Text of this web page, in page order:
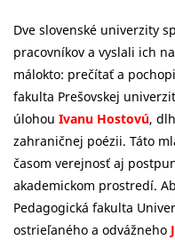
Dve slovenské univerzity
pracovníkov a vyslali ich
málokto: prečítať a
fakulta Prešovskej
úlohou Ivanu Hostovú,
zahraničnej poézii. Táto
časom verejnosť aj
akademickom prostredí.
Pedagogická fakulta
ostrieľaného a odvážneho